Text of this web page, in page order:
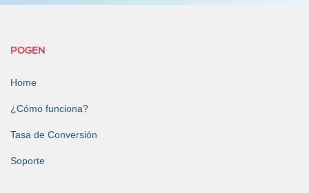
POGEN
Home
¿Cómo funciona?
Tasa de Conversión
Soporte